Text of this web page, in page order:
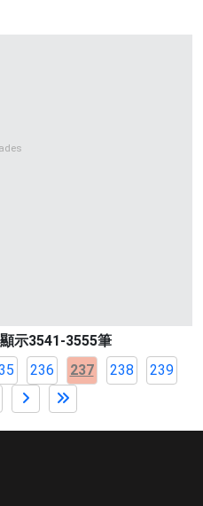
示3541-3555筆
236 237 238
239